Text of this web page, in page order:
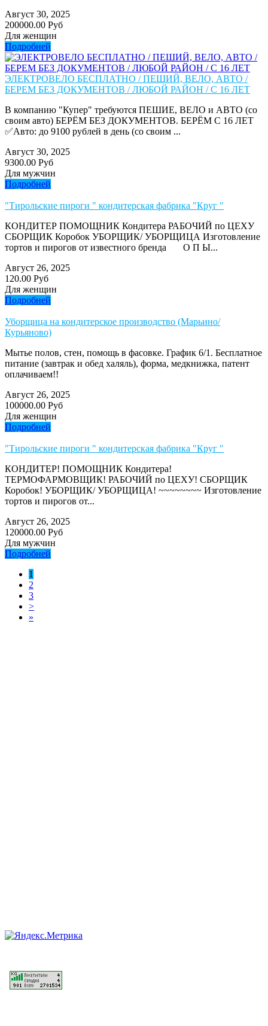
Август 30, 2025
200000.00 Руб
Для женщин
Подробней
ЭЛЕКТРОВЕЛО БЕСПЛАТНО / ПЕШИЙ, ВЕЛО, АВТО /
БЕРЕМ БЕЗ ДОКУМЕНТОВ / ЛЮБОЙ РАЙОН / С 16 ЛЕТ
В компанию "Купер" требуются ПЕШИЕ, ВЕЛО и АВТО (со
своим авто) БЕРЁМ БЕЗ ДОКУМЕНТОВ. БЕРЁМ С 16 ЛЕТ
✅Авто: до 9100 рублей в день (со своим ...
Август 30, 2025
9300.00 Руб
Для мужчин
Подробней
"Тирольские пироги " кондитерская фабрика "Круг "
КОНДИТЕР ПОМОЩНИК Кондитера РАБОЧИЙ по ЦЕХУ
СБОРЩИК Коробок УБОРЩИК/ УБОРЩИЦА Изготовление
тортов и пирогов от известного бренда О П Ы...
Август 26, 2025
120.00 Руб
Для женщин
Подробней
Уборщица на кондитерское производство (Марьино/
Курьяново)
Мытье полов, стен, помощь в фасовке. График 6/1. Бесплатное
питание (завтрак и обед халяль), форма, медкнижка, патент
оплачиваем!!
Август 26, 2025
100000.00 Руб
Для женщин
Подробней
"Тирольские пироги " кондитерская фабрика "Круг "
КОНДИТЕР! ПОМОЩНИК Кондитера!
ТЕРМОФАРМОВЩИК! РАБОЧИЙ по ЦЕХУ! СБОРЩИК
Коробок! УБОРЩИК/ УБОРЩИЦА! ~~~~~~~~ Изготовление
тортов и пирогов от...
Август 26, 2025
120000.00 Руб
Для мужчин
Подробней
1
2
3
>
»